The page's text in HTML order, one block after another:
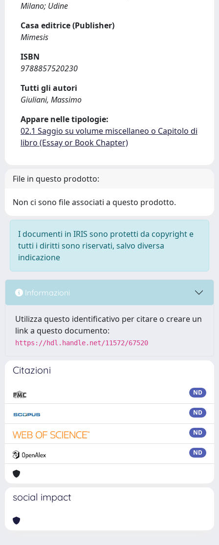
Milano; Udine
Casa editrice (Publisher)
Mimesis
ISBN
9788857520230
Tutti gli autori
Giuliani, Massimo
Appare nelle tipologie:
02.1 Saggio su volume miscellaneo o Capitolo di
libro (Essay or Book Chapter)
File in questo prodotto:
Non ci sono file associati a questo prodotto.
I documenti in IRIS sono protetti da copyright e
tutti i diritti sono riservati, salvo diversa
indicazione
Informazioni
Utilizza questo identificativo per citare o creare un
link a questo documento:
https://hdl.handle.net/11572/67520
Citazioni
ND
ND
ND
ND
social impact